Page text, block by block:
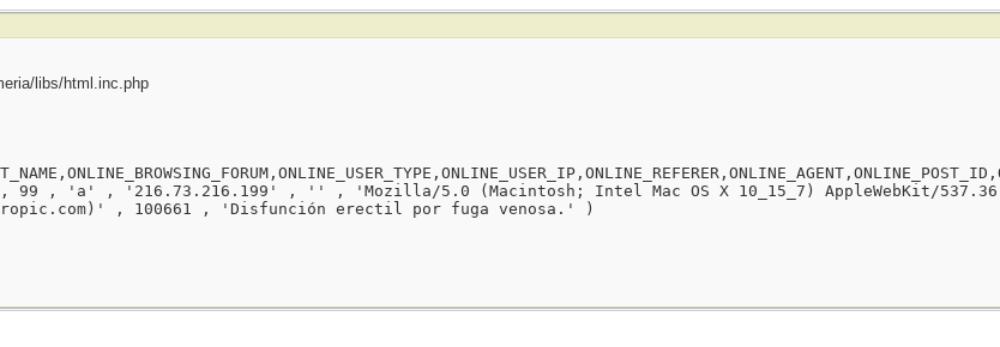
libs/html.inc.php
, 99 , 'a' , '216.73.216.199' , '' , 'Mozilla/5.0 (Macintosh; Intel Mac OS X 10_15_7) AppleWebKit/537.36
, 100661 , 'Disfunción erectil por fuga venosa.' )